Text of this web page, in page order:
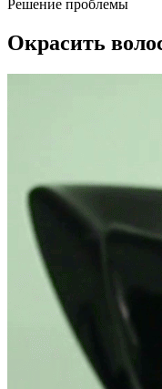
Решение проблемы
Окрасить